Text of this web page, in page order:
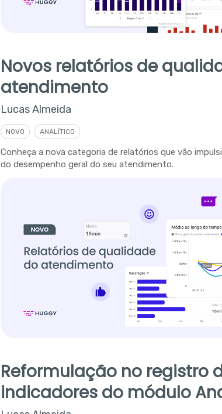
Novos relatórios de
atendimento
Lucas Almeida
NOVO ANALÍTICO
Conheça a nova categoria de relatórios que vão
do desempenho geral do seu atendimento.
Reformulação no registro
indicadores do módulo